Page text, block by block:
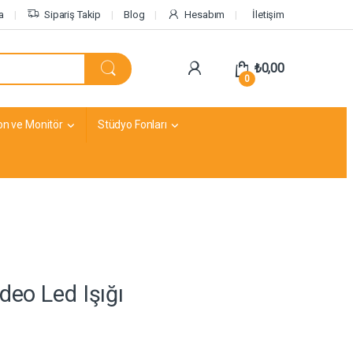
Sipariş Takip Blog Hesabım İletişim
0
₺0,00
ve Monitör Stüdyo Fonları
Led Işığı